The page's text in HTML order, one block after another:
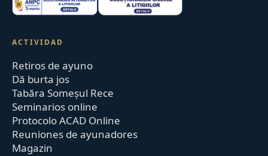
ACTIVIDAD
Retiros de ayuno
Dă burta jos
Tabăra Someșul Rece
Seminarios online
Protocolo ACAD Online
Reuniones de ayunadores
Magazin